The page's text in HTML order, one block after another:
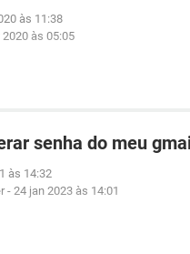
às 11:38
2020 às 05:05
senha do meu
às 14:32
- 24 jan 2023 às 14:01